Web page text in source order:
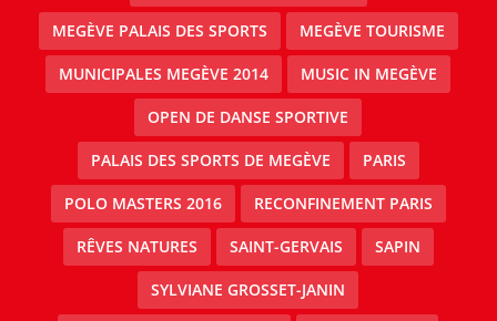
MEGÈVE PALAIS DES SPORTS MEGÈVE TOURISME
MUNICIPALES MEGÈVE 2014 MUSIC IN MEGÈVE
OPEN DE DANSE SPORTIVE
PALAIS DES SPORTS DE MEGÈVE PARIS
POLO MASTERS 2016 RECONFINEMENT PARIS
RÊVES NATURES SAINT-GERVAIS SAPIN
SYLVIANE GROSSET-JANIN